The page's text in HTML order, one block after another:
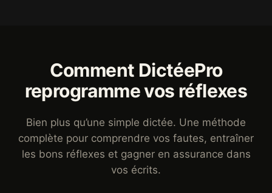
Comment DictéePro
reprogramme vos réflexes
Bien plus qu’une simple dictée. Une méthode
complète pour comprendre vos fautes, entraîner
les bons réflexes et gagner en assurance dans
vos écrits.